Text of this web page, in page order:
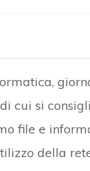
cui si
file e
della